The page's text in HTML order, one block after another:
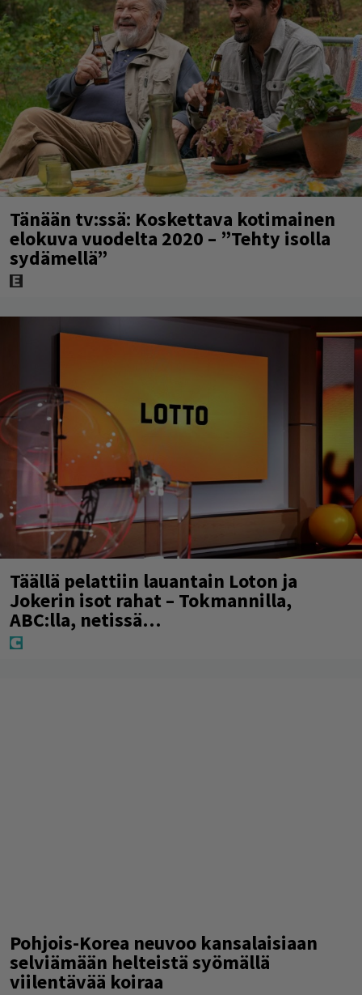
Tänään tv:ssä: Koskettava kotimainen
elokuva vuodelta 2020 – ”Tehty isolla
sydämellä”
Täällä pelattiin lauantain Loton ja
Jokerin isot rahat – Tokmannilla,
ABC:lla, netissä…
Pohjois-Korea neuvoo kansalaisiaan
selviämään helteistä syömällä
viilentävää koiraa